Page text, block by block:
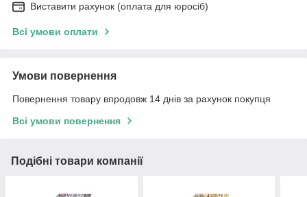
Виставити рахунок (оплата для юросіб)
Всі умови оплати
Умови повернення
Повернення товару впродовж 14 днів за рахунок покупця
Всі умови повернення
Подібні товари компанії